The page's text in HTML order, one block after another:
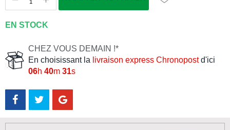
EN STOCK
CHEZ VOUS DEMAIN !*
En choisissant la livraison express Chronopostd'ici
06h 40m 30s